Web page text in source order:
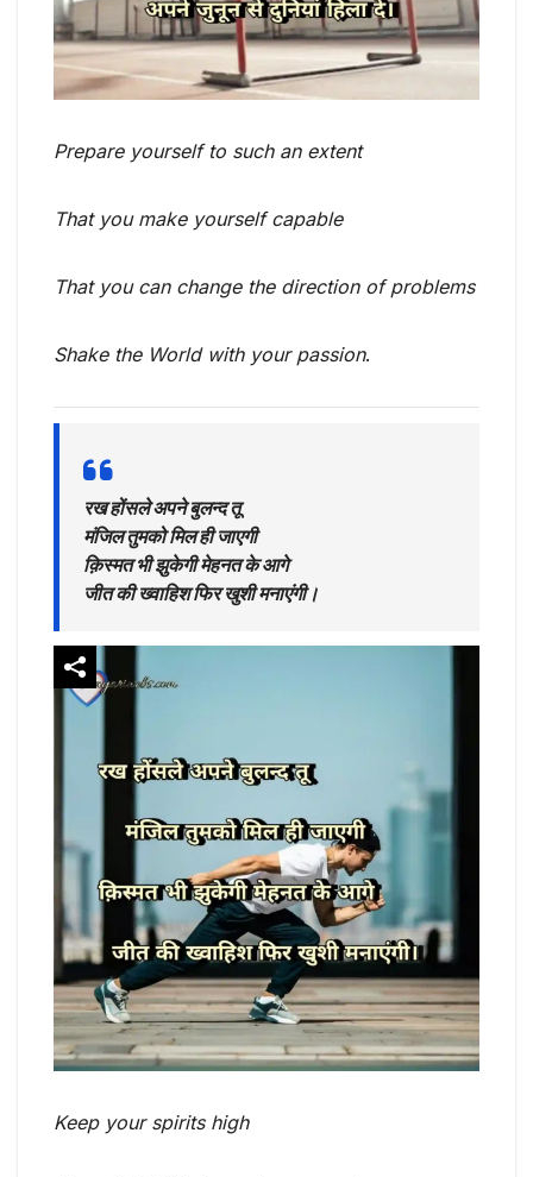
Prepare yourself to such an extent
That you make yourself capable
That you can change the direction of problems
Shake the World with your passion.
रख होंसले अपने बुलन्द तू
मंजिल तुमको मिल ही जाएगी
क़िस्मत भी झुकेगी मेहनत के आगे
जीत की ख्वाहिश फिर खुशी मनाएंगी।
Keep your spirits high